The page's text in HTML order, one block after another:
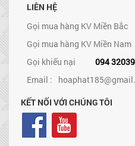
LIÊN HỆ
Gọi mua hàng KV Miền Bắc
Gọi mua hàng KV Miền Nam
Gọi khiếu nại
094
Email :
KẾT NỐI VỚI CHÚNG TÔI